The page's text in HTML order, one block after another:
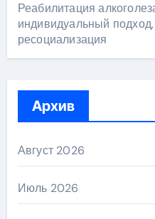
Реабилитация
индивидуальный
ресоциализация
Архив
Август 2026
Июль 2026